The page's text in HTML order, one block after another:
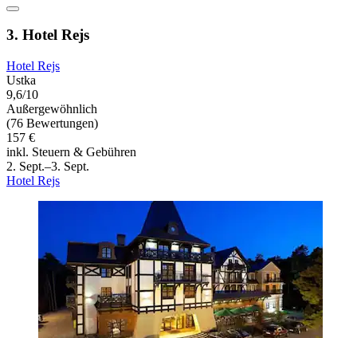
3. Hotel Rejs
Hotel Rejs
Ustka
9,6/10
Außergewöhnlich
(76 Bewertungen)
157 €
inkl. Steuern & Gebühren
2. Sept.–3. Sept.
Hotel Rejs